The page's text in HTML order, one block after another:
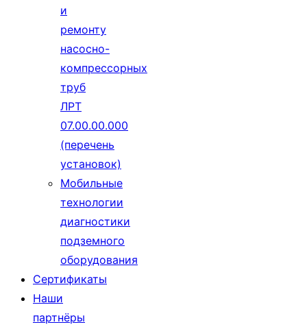
и
ремонту
насосно-
компрессорных
труб
ЛРТ
07.00.00.000
(перечень
установок)
Мобильные
технологии
диагностики
подземного
оборудования
Сертификаты
Наши
партнёры